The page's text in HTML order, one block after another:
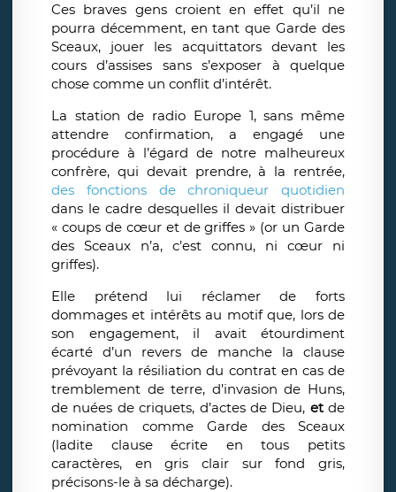
Ces braves gens croient en effet qu’il ne
pourra décemment, en tant que Garde des
Sceaux, jouer les acquittators devant les
cours d’assises sans s’exposer à quelque
chose comme un conflit d’intérêt.
La station de radio Europe 1, sans même
attendre confirmation, a engagé une
procédure à l’égard de notre malheureux
confrère, qui devait prendre, à la rentrée,
des fonctions de chroniqueur quotidien
dans le cadre desquelles il devait distribuer
« coups de cœur et de griffes » (or un Garde
des Sceaux n’a, c’est connu, ni cœur ni
griffes).
Elle prétend lui réclamer de forts
dommages et intérêts au motif que, lors de
son engagement, il avait étourdiment
écarté d’un revers de manche la clause
prévoyant la résiliation du contrat en cas de
tremblement de terre, d’invasion de Huns,
de nuées de criquets, d’actes de Dieu, etde
nomination comme Garde des Sceaux
(ladite clause écrite en tous petits
caractères, en gris clair sur fond gris,
précisons-le à sa décharge).